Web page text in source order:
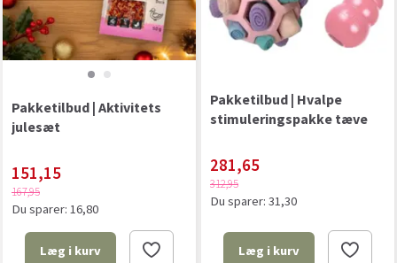
Pakketilbud | Aktivitets
julesæt
151,15
167,95
Du sparer: 16,80
Læg i kurv
Pakketilbud | Hvalpe
stimuleringspakke tæve
281,65
312,95
Du sparer: 31,30
Læg i kurv